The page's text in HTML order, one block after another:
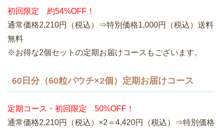
初回限定 約54%OFF！
通常価格2,210円（税込）⇒特別価格1,000円（税込）送料
無料
※お得な2個セットの定期お届けコースもございます。
60日分（60粒パウチ×2個）定期お届けコース
定期コース・初回限定 50%OFF！
通常価格2,210円（税込）×2＝4,420円（税込）⇒特別価格